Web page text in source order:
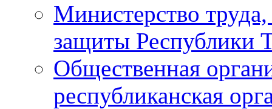
Министерство
защиты Республики
Общественная
республиканская